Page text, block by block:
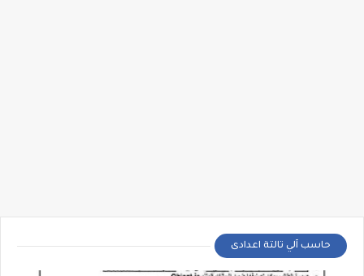
حاسب آلي تالتة اعدادى